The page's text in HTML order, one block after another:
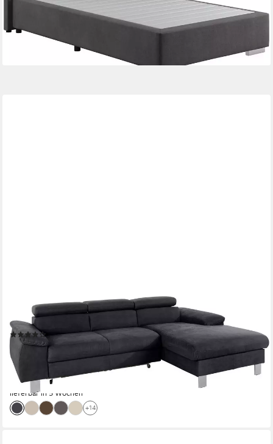
lieferbar in 6 Wochen
Ecksofa Komaris L-Form, B: 244 cm, mit Kopfteilverstellung,
optional Schlaffunktion, Bettkasten & Licht
(1403)
ab 979,99 € 1.702,00 €
-42%
lieferbar in 5 Wochen
+14